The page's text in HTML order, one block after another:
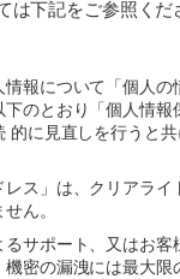
下記をご参照くだ
報について「個人
のとおり「個人情
に見直しを行うと
ス」は、クリアラ
ん。
サポート、又はお客
密の漏洩には最大限